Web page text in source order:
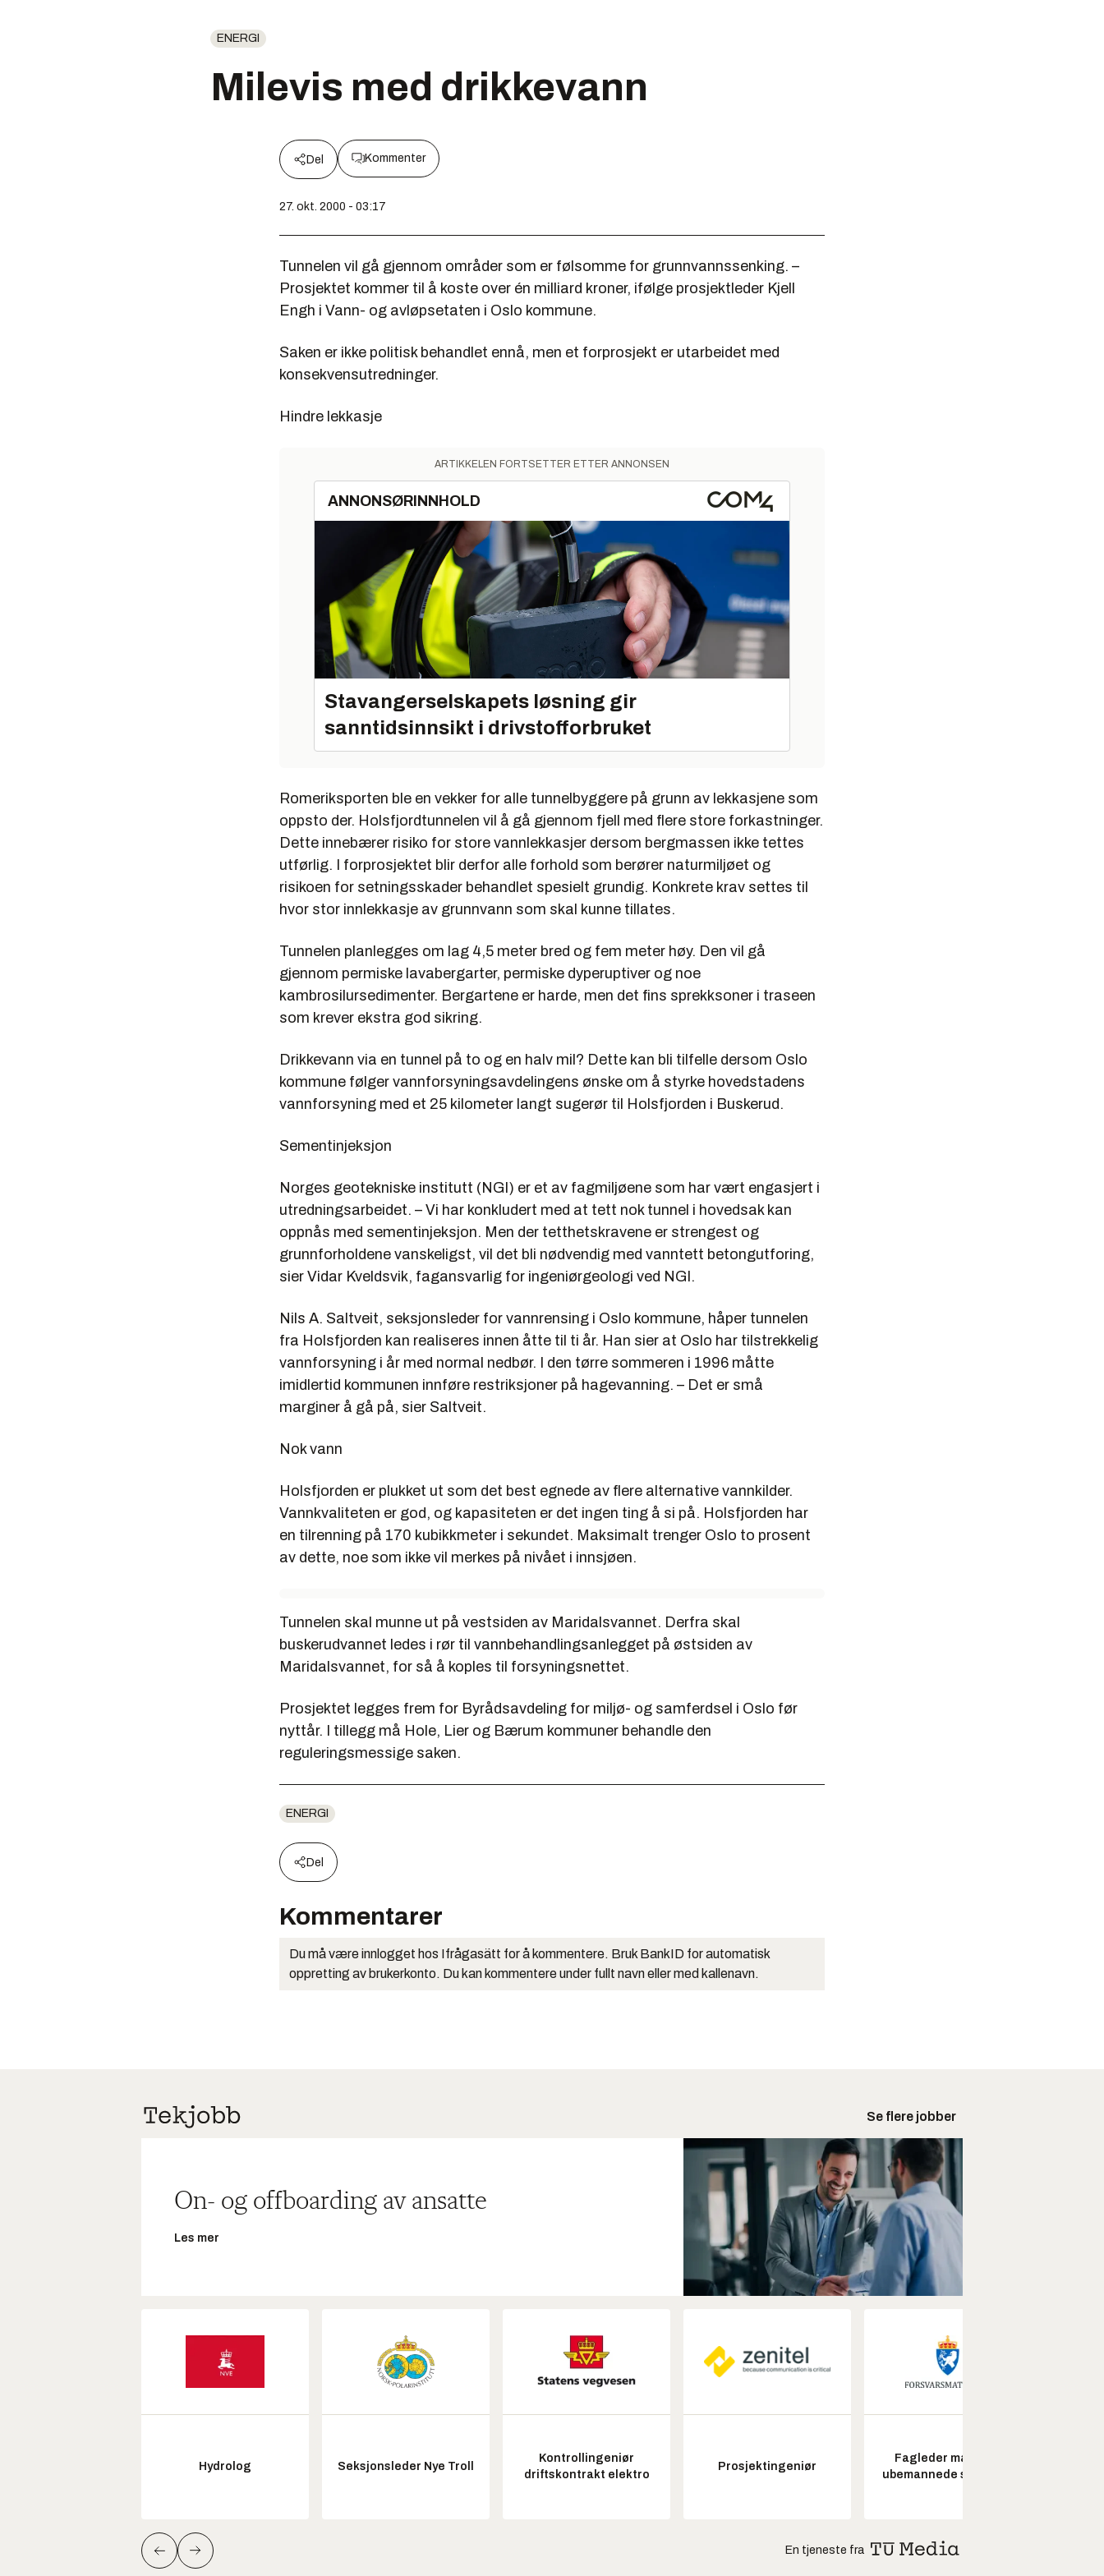
ENERGI
Milevis med drikkevann
Del Kommenter
27. okt. 2000 - 03:17
Tunnelen vil gå gjennom områder som er følsomme for grunnvannssenking. –
Prosjektet kommer til å koste over én milliard kroner, ifølge prosjektleder Kjell
Engh i Vann- og avløpsetaten i Oslo kommune.
Saken er ikke politisk behandlet ennå, men et forprosjekt er utarbeidet med
konsekvensutredninger.
Hindre lekkasje
ARTIKKELEN FORTSETTER ETTER ANNONSEN
ANNONSØRINNHOLD
Stavangerselskapets løsning gir
sanntidsinnsikt i drivstofforbruket
Romeriksporten ble en vekker for alle tunnelbyggere på grunn av lekkasjene som
oppsto der. Holsfjordtunnelen vil å gå gjennom fjell med flere store forkastninger.
Dette innebærer risiko for store vannlekkasjer dersom bergmassen ikke tettes
utførlig. I forprosjektet blir derfor alle forhold som berører naturmiljøet og
risikoen for setningsskader behandlet spesielt grundig. Konkrete krav settes til
hvor stor innlekkasje av grunnvann som skal kunne tillates.
Tunnelen planlegges om lag 4,5 meter bred og fem meter høy. Den vil gå
gjennom permiske lavabergarter, permiske dyperuptiver og noe
kambrosilursedimenter. Bergartene er harde, men det fins sprekksoner i traseen
som krever ekstra god sikring.
Drikkevann via en tunnel på to og en halv mil? Dette kan bli tilfelle dersom Oslo
kommune følger vannforsyningsavdelingens ønske om å styrke hovedstadens
vannforsyning med et 25 kilometer langt sugerør til Holsfjorden i Buskerud.
Sementinjeksjon
Norges geotekniske institutt (NGI) er et av fagmiljøene som har vært engasjert i
utredningsarbeidet. – Vi har konkludert med at tett nok tunnel i hovedsak kan
oppnås med sementinjeksjon. Men der tetthetskravene er strengest og
grunnforholdene vanskeligst, vil det bli nødvendig med vanntett betongutforing,
sier Vidar Kveldsvik, fagansvarlig for ingeniørgeologi ved NGI.
Nils A. Saltveit, seksjonsleder for vannrensing i Oslo kommune, håper tunnelen
fra Holsfjorden kan realiseres innen åtte til ti år. Han sier at Oslo har tilstrekkelig
vannforsyning i år med normal nedbør. I den tørre sommeren i 1996 måtte
imidlertid kommunen innføre restriksjoner på hagevanning. – Det er små
marginer å gå på, sier Saltveit.
Nok vann
Holsfjorden er plukket ut som det best egnede av flere alternative vannkilder.
Vannkvaliteten er god, og kapasiteten er det ingen ting å si på. Holsfjorden har
en tilrenning på 170 kubikkmeter i sekundet. Maksimalt trenger Oslo to prosent
av dette, noe som ikke vil merkes på nivået i innsjøen.
Tunnelen skal munne ut på vestsiden av Maridalsvannet. Derfra skal
buskerudvannet ledes i rør til vannbehandlingsanlegget på østsiden av
Maridalsvannet, for så å koples til forsyningsnettet.
Prosjektet legges frem for Byrådsavdeling for miljø- og samferdsel i Oslo før
nyttår. I tillegg må Hole, Lier og Bærum kommuner behandle den
reguleringsmessige saken.
ENERGI
Del
Kommentarer
Du må være innlogget hos Ifrågasätt for å kommentere. Bruk BankID for automatisk
oppretting av brukerkonto. Du kan kommentere under fullt navn eller med kallenavn.
Se flere jobber
On- og offboarding av ansatte
Les mer
Hydrolog Seksjonsleder Nye Troll
Kontrollingeniør
driftskontrakt elektro
Prosjektingeniør
Fagleder maritime
ubemannede systemer
En tjeneste fra